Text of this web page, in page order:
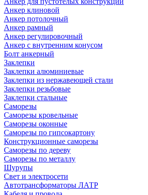
Анкер клиновой
Анкер потолочный
Анкер рамный
Анкер регулировочный
Анкер с внутренним конусом
Болт анкерный
Заклепки
Заклепки алюминиевые
Заклепки из нержавеющей стали
Заклепки резьбовые
Заклепки стальные
Саморезы
Саморезы кровельные
Саморезы оконные
Саморезы по гипсокартону
Конструкционные саморезы
Саморезы по дереву
Саморезы по металлу
Шурупы
Свет и электросети
Автотрансформаторы ЛАТР